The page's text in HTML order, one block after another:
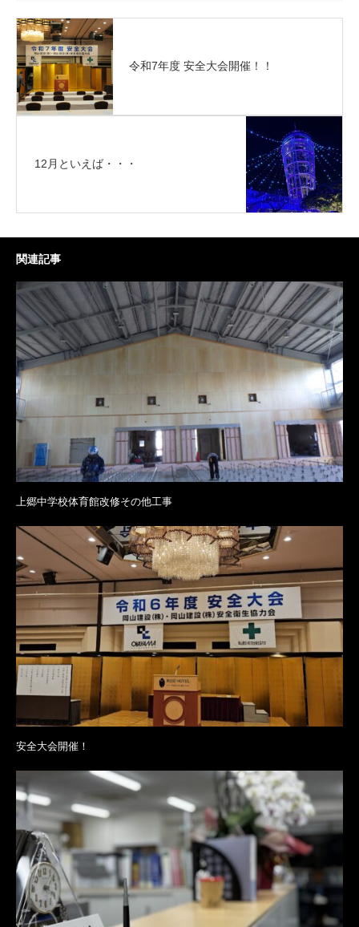
令和7年度 安全大会開催！！
12月といえば・・・
関連記事
上郷中学校体育館改修その他工事
安全大会開催！